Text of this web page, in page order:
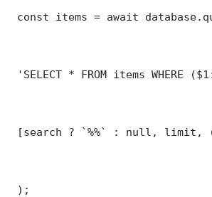
const items = await
'SELECT * FROM items WHERE
[search ? `%%` : null,
);